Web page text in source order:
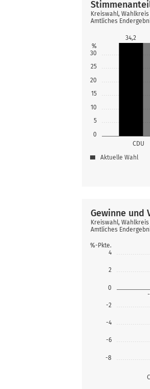
0
5
10
15
20
25
30
%
CDU
34,2
Kreiswahl,
Amtliches
Aktuelle Wahl
-8
-6
-4
-2
0
2
4
%-Pkte.
Gewinne und
Kreiswahl,
Amtliches